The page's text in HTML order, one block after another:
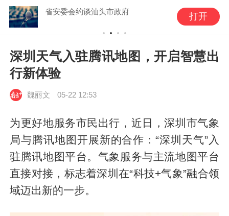
省安委会约谈汕头市政府 打开
深圳天气入驻腾讯地图，开启智慧出
行新体验
魏丽文 05-22 12:53
为更好地服务市民出行，近日，深圳市气象
局与腾讯地图开展新的合作：“深圳天气”入
驻腾讯地图平台。气象服务与主流地图平台
直接对接，标志着深圳在“科技+气象”融合领
域迈出新的一步。